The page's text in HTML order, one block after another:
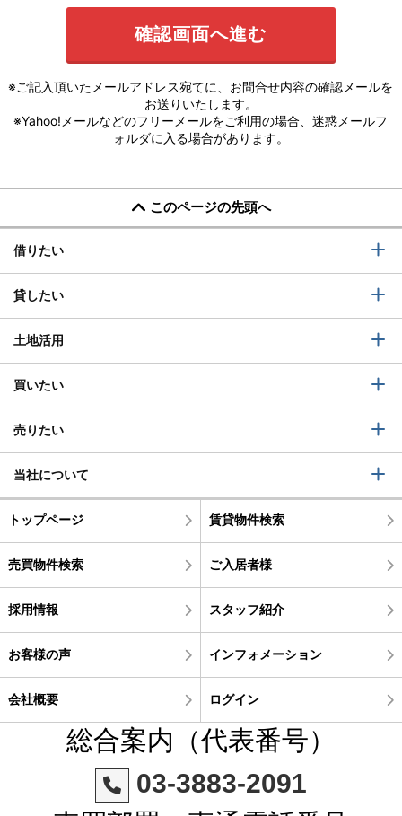
※ご記入頂いたメールアドレス宛てに、お問合せ内容の確認メールを
お送りいたします。
※Yahoo!メールなどのフリーメールをご利用の場合、迷惑メールフ
ォルダに入る場合があります。
このページの先頭へ
借りたい
貸したい
土地活用
買いたい
売りたい
当社について
トップページ 賃貸物件検索
売買物件検索 ご入居者様
採用情報 スタッフ紹介
お客様の声 インフォメーション
会社概要 ログイン
総合案内（代表番号）
03-3883-2091